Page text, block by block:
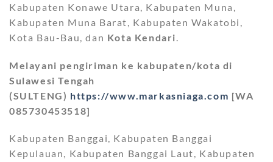
Kabupaten Konawe Utara, Kabupaten Muna,
Kabupaten Muna Barat, Kabupaten Wakatobi,
Kota Bau-Bau, dan Kota Kendari
Melayani pengiriman ke kabupaten/kota di
Sulawesi Tengah
(SULTENG) https://www.markasniaga.com [WA
085730453518]
Kabupaten Banggai, Kabupaten Banggai
Kepulauan, Kabupaten Banggai Laut, Kabupaten